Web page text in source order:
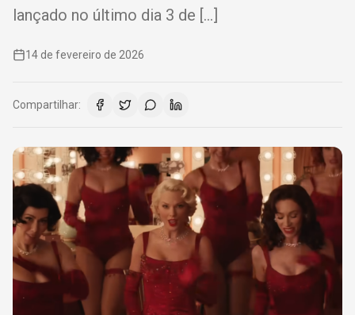
lançado no último dia 3 de […]
14 de fevereiro de 2026
Compartilhar: